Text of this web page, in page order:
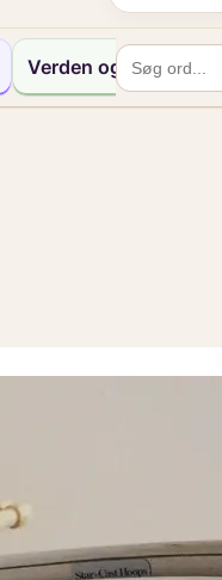
Verden og Kultur